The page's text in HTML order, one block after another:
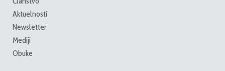
Aktuelnosti
Newsletter
Mediji
Obuke